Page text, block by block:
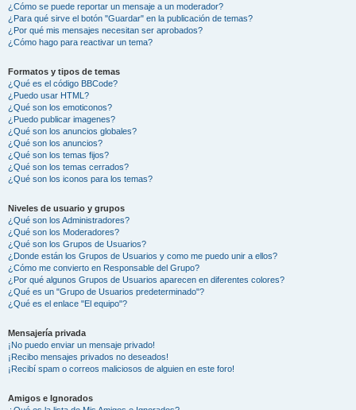
¿Cómo se puede reportar un mensaje a un moderador?
¿Para qué sirve el botón "Guardar" en la publicación de temas?
¿Por qué mis mensajes necesitan ser aprobados?
¿Cómo hago para reactivar un tema?
Formatos y tipos de temas
¿Qué es el código BBCode?
¿Puedo usar HTML?
¿Qué son los emoticonos?
¿Puedo publicar imagenes?
¿Qué son los anuncios globales?
¿Qué son los anuncios?
¿Qué son los temas fijos?
¿Qué son los temas cerrados?
¿Qué son los iconos para los temas?
Niveles de usuario y grupos
¿Qué son los Administradores?
¿Qué son los Moderadores?
¿Qué son los Grupos de Usuarios?
¿Donde están los Grupos de Usuarios y como me puedo unir a ellos?
¿Cómo me convierto en Responsable del Grupo?
¿Por qué algunos Grupos de Usuarios aparecen en diferentes colores?
¿Qué es un "Grupo de Usuarios predeterminado"?
¿Qué es el enlace "El equipo"?
Mensajería privada
¡No puedo enviar un mensaje privado!
¡Recibo mensajes privados no deseados!
¡Recibí spam o correos maliciosos de alguien en este foro!
Amigos e Ignorados